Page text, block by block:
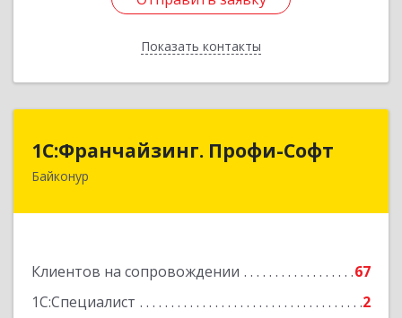
Показать контакты
Назад
1С:Франчайзинг. Профи-Софт
Байконур
Клиентов на сопровождении
67
1С:Специалист
2
1С:Франчайзинг. Профи-Софт
468320, Байконур г, Ленина ул, дом № 10,